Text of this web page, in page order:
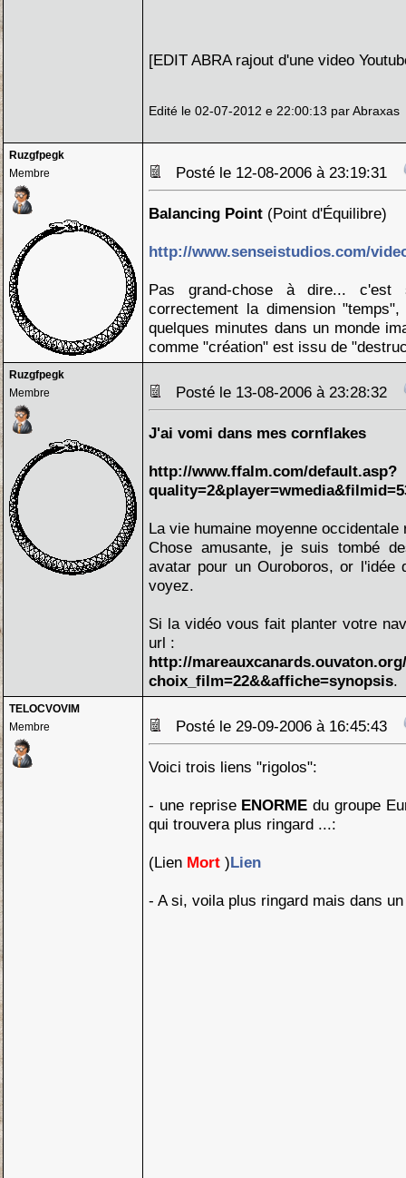
[EDIT ABRA rajout d'une video
Edité le 02-07-2012 e 22:00:13 par Abraxas
Ruzgfpegk
Membre
Posté le 12-08-2006 à 23:19:31
Balancing Point (Point d'Équilibre)
http://www.senseistudios.com/
Pas grand-chose à dire...
correctement la dimension
quelques minutes dans un monde
comme "création" est issu de
Ruzgfpegk
Membre
Posté le 13-08-2006 à 23:28:32
J'ai vomi dans mes cornflakes
http://www.ffalm.com/default.asp?
La vie humaine moyenne
Chose amusante, je suis tombé
avatar pour un Ouroboros, or
voyez.
Si la vidéo vous fait planter votre
url :
http://
choix_film=22&&affiche=synopsis.
TELOCVOVIM
Membre
Posté le 29-09-2006 à 16:45:43
Voici trois liens "rigolos":
- une reprise ENORMEdu groupe
qui trouvera plus ringard ...:
(Lien Mort )Lien
- A si, voila plus ringard mais dans